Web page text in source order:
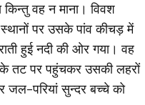
वह न माना। विवश
पर उसके पांव कीचड़ में
हुई नदी की ओर गया। वह
तट पर पहुंचकर उसकी लहरों
जल-परियां सुन्दर बच्चे को